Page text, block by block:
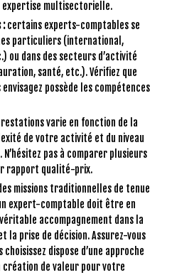
expertise multisectorielle.
:certains experts-comptables se
particuliers (international,
ou dans des secteurs d’activité
santé, etc.). Vérifiez que
possède les compétences
varie en fonction de la
de votre activité et du niveau
N’hésitez pas à comparer plusieurs
rapport qualité-prix.
missions traditionnelles de tenue
expert-comptable doit être en
accompagnement dans la
la prise de décision. Assurez-vous
dispose d’une approche
de valeur pour votre